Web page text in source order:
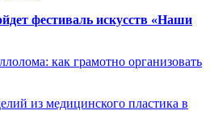
фестиваль искусств «Наши
как грамотно организовать
из медицинского пластика в